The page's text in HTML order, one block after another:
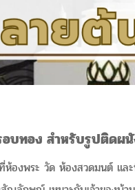
อบทอง สำหรับรูปติดผ
ห้องพระ วัด ห้องสวดมนต์ แ